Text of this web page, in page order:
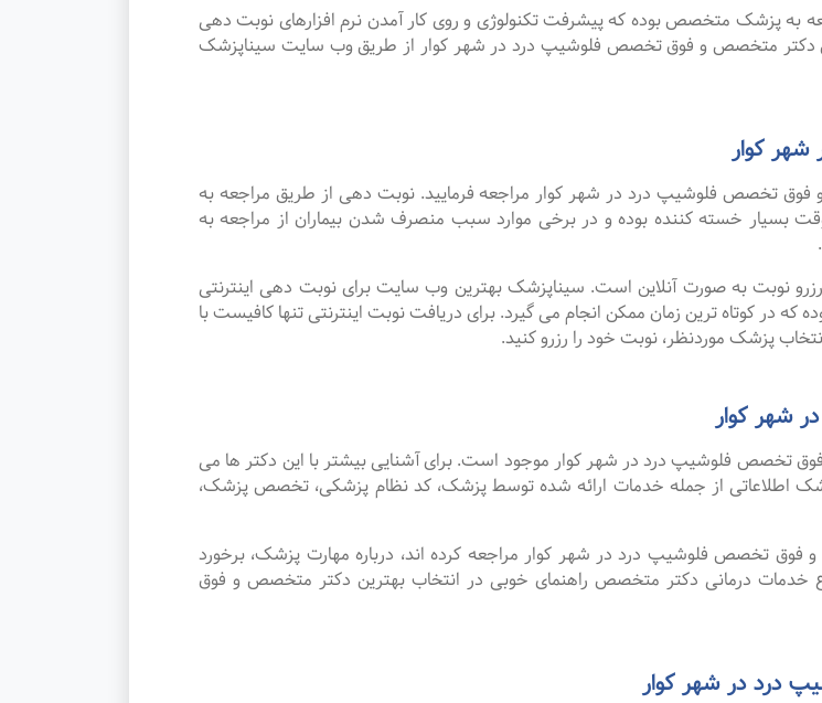
به پزشک متخصص بوده که پیشرفت تکنولوژی و روی کار آمدن نرم افزارهای نوبت دهی
دکتر متخصص و فوق تخصص فلوشیپ درد در شهر کوار از طریق وب سایت سیناپزشک
کوار
فوق تخصص فلوشیپ درد در شهر کوار مراجعه فرمایید. نوبت دهی از طریق مراجعه به
بسیار خسته کننده بوده و در برخی موارد سبب منصرف شدن بیماران از مراجعه به
نوبت به صورت آنلاین است. سیناپزشک بهترین وب سایت برای نوبت دهی اینترنتی
کوتاه ترین زمان ممکن انجام می گیرد. برای دریافت نوبت اینترنتی تنها کافیست با
پزشک موردنظر، نوبت خود را رزرو کنید.
شهر کوار
فلوشیپ درد در شهر کوار موجود است. برای آشنایی بیشتر با این دکتر ها می
اطلاعاتی از جمله خدمات ارائه شده توسط پزشک، کد نظام پزشکی، تخصص پزشک،
فوق تخصص فلوشیپ درد در شهر کوار مراجعه کرده اند، درباره مهارت پزشک، برخورد
خدمات درمانی دکتر متخصص راهنمای خوبی در انتخاب بهترین دکتر متخصص و فوق
درد در شهر کوار